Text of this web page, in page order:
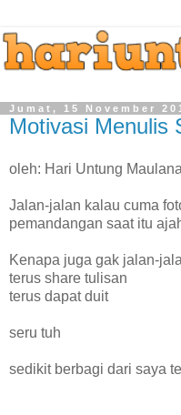
Jumat, 15 November
Motivasi Menulis
oleh: Hari Untung
Jalan-jalan kalau cuma
pemandangan saat itu
Kenapa juga gak jalan-
terus share tulisan
terus dapat duit
seru tuh
sedikit berbagi dari saya